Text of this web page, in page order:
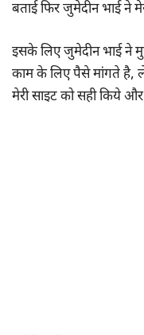
बताई फिर जुमेदीन भाई ने
इसके लिए जुमेदीन भाई ने
काम के लिए पैसे मांगते है,
मेरी साइट को सही किये